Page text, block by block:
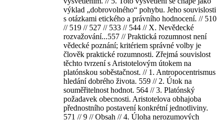
výklad „dobrovolného“ pohybu. Jeho souvislosti
s otázkami etického a právního hodnocení. // 510
// 519 // 527 // 533 // 544 // X. Nevědecké
rozvažování...557 // Praktická rozumnost není
vědecké poznání; kritériem správné volby je
člověk praktické rozumnosti. Zřejmá souvislost
těchto tvrzení s Aristotelovým útokem na
platónskou soběstačnost. // 1. Antropocentrismus
hledání dobrého života. 559 // 2. Útok na
souměřitelnost hodnot. 564 // 3. Platónský
požadavek obecnosti. Aristotelova obhajoba
přednostního postavení konkrétní jednotliviny.
571 // 9 // Obsah // 4. Úloha nerozumových